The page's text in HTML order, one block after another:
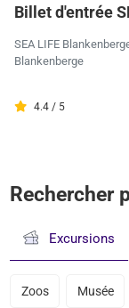
Billet d'entrée
SEA LIFE
Blankenberge
4.4 / 5
Rechercher
Excursions
Zoos Musée